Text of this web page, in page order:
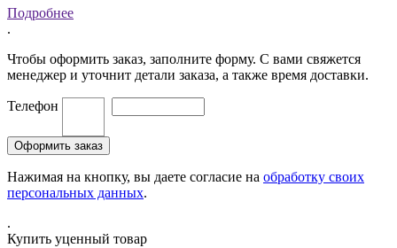
Подробнее
.
Чтобы оформить заказ, заполните форму. С вами свяжется
менеджер и уточнит детали заказа, а также время доставки.
Телефон
Нажимая на кнопку, вы даете согласие на обработку своих
персональных данных.
.
Купить уценный товар